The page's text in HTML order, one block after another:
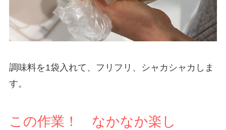
調味料を1袋入れて、フリフリ、シャカシャカしま
す。
この作業！ なかなか楽し